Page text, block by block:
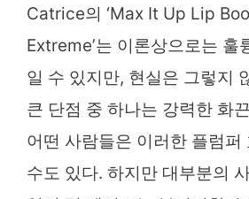
Catrice의 ‘Max It Up Lip
Extreme’는 이론상으로는 훌
일 수 있지만, 현실은 그렇지
큰 단점 중 하나는 강력한 화
어떤 사람들은 이러한 플럼퍼
수도 있다. 하지만 대부분의